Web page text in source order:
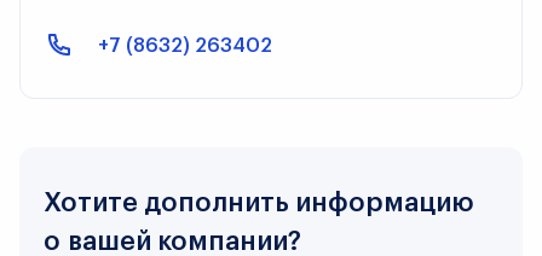
+7 (8632) 263402
Хотите дополнить информацию
о вашей компании?